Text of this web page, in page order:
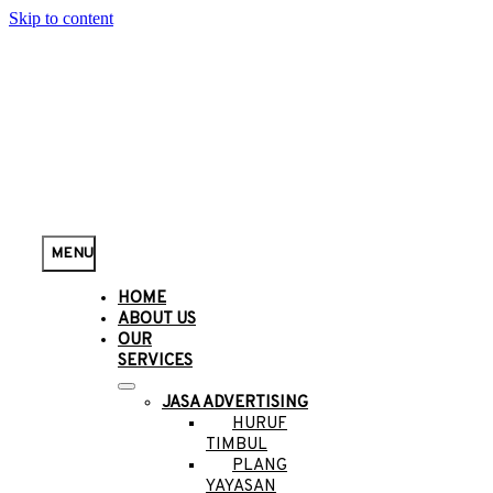
Skip to content
MENU
HOME
ABOUT US
OUR
SERVICES
JASA ADVERTISING
HURUF
TIMBUL
PLANG
YAYASAN